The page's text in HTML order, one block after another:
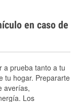
en caso de
a prueba tanto a tu
tu hogar. Prepararte
averías,
Los